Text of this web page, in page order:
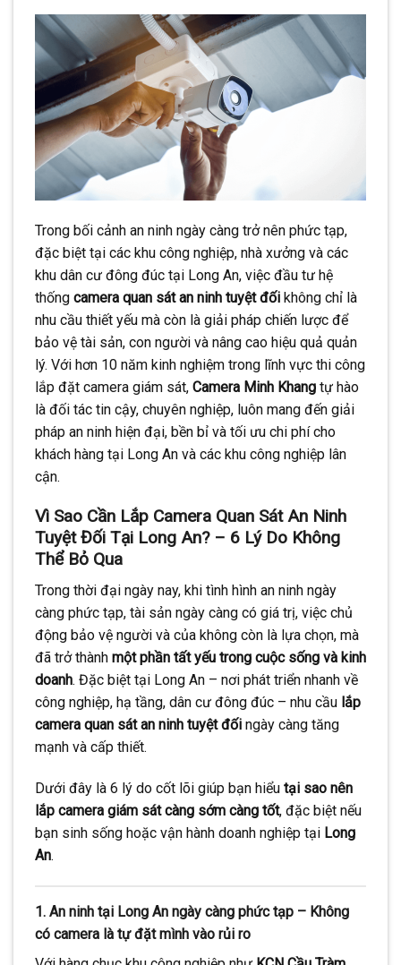
Trong bối cảnh an ninh ngày càng trở nên phức tạp,
đặc biệt tại các khu công nghiệp, nhà xưởng và các
khu dân cư đông đúc tại Long An, việc đầu tư hệ
thống camera quan sát an ninh tuyệt đối không chỉ là
nhu cầu thiết yếu mà còn là giải pháp chiến lược để
bảo vệ tài sản, con người và nâng cao hiệu quả quản
lý. Với hơn 10 năm kinh nghiệm trong lĩnh vực thi công
lắp đặt camera giám sát, Camera Minh Khang tự hào
là đối tác tin cậy, chuyên nghiệp, luôn mang đến giải
pháp an ninh hiện đại, bền bỉ và tối ưu chi phí cho
khách hàng tại Long An và các khu công nghiệp lân
cận.
Vì Sao Cần Lắp Camera Quan Sát An Ninh
Tuyệt Đối Tại Long An? – 6 Lý Do Không
Thể Bỏ Qua
Trong thời đại ngày nay, khi tình hình an ninh ngày
càng phức tạp, tài sản ngày càng có giá trị, việc chủ
động bảo vệ người và của không còn là lựa chọn, mà
đã trở thành một phần tất yếu trong cuộc sống và kinh
doanh. Đặc biệt tại Long An – nơi phát triển nhanh về
công nghiệp, hạ tầng, dân cư đông đúc – nhu cầu lắp
camera quan sát an ninh tuyệt đối ngày càng tăng
mạnh và cấp thiết.
Dưới đây là 6 lý do cốt lõi giúp bạn hiểu tại sao nên
lắp camera giám sát càng sớm càng tốt, đặc biệt nếu
bạn sinh sống hoặc vận hành doanh nghiệp tại Long
An.
1. An ninh tại Long An ngày càng phức tạp – Không
có camera là tự đặt mình vào rủi ro